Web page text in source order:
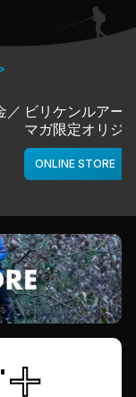
／ ビリケンルアー[
マガ限定オリジ
カラー／LMボー
ワイト]
deps
ONLINE STORE